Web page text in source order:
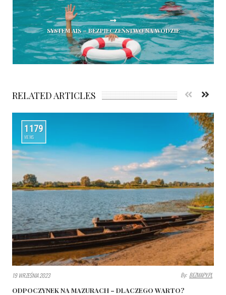
SYSTEM AIS – BEZPIECZEŃSTWO NA WODZIE
RELATED ARTICLES
1179
VIEWS
19 WRZEŚNIA 2023 By: BEZMAPY.PL
ODPOCZYNEK NA MAZURACH – DLACZEGO WARTO?